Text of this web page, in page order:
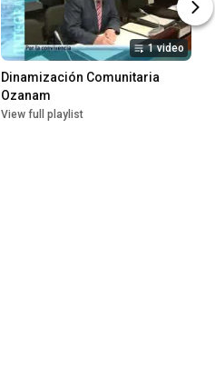
1 video
Dinamización Comunitaria
Ozanam
View full playlist